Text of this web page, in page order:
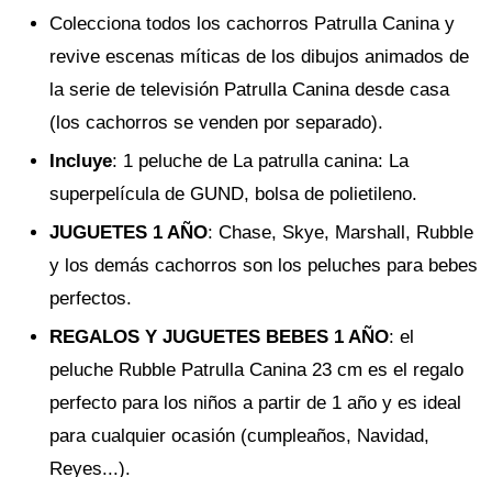
Colecciona todos los cachorros Patrulla Canina y
revive escenas míticas de los dibujos animados de
la serie de televisión Patrulla Canina desde casa
(los cachorros se venden por separado).
Incluye: 1 peluche de La patrulla canina: La
superpelícula de GUND, bolsa de polietileno.
JUGUETES 1 AÑO: Chase, Skye, Marshall, Rubble
y los demás cachorros son los peluches para bebes
perfectos.
REGALOS Y JUGUETES BEBES 1 AÑO: el
peluche Rubble Patrulla Canina 23 cm es el regalo
perfecto para los niños a partir de 1 año y es ideal
para cualquier ocasión (cumpleaños, Navidad,
Reyes...).